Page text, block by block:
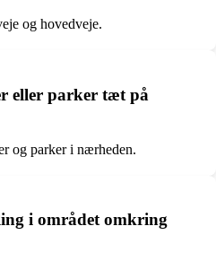
og hovedveje.
eller parker tæt på
og parker i nærheden.
i området omkring